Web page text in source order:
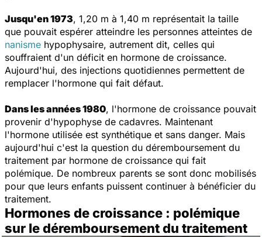
Jusqu'en 1973, 1,20 m à 1,40 m représentait la taille
que pouvait espérer atteindre les personnes atteintes de
nanisme hypophysaire, autrement dit, celles qui
souffraient d'un déficit en hormone de croissance.
Aujourd'hui, des injections quotidiennes permettent de
remplacer l'hormone qui fait défaut.
Dans les années 1980, l'hormone de croissance pouvait
provenir d'hypophyse de cadavres. Maintenant
l'hormone utilisée est synthétique et sans danger. Mais
aujourd'hui c'est la question du déremboursement du
traitement par hormone de croissance qui fait
polémique. De nombreux parents se sont donc mobilisés
pour que leurs enfants puissent continuer à bénéficier du
traitement.
Hormones de croissance : polémique
sur le déremboursement du traitement